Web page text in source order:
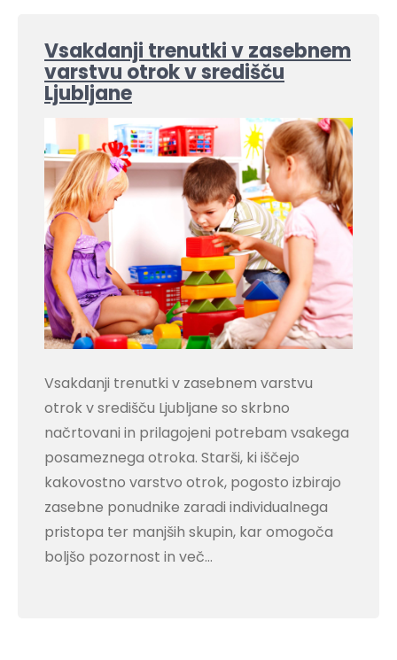
Vsakdanji trenutki v zasebnem
varstvu otrok v središču
Ljubljane
Vsakdanji trenutki v zasebnem varstvu
otrok v središču Ljubljane so skrbno
načrtovani in prilagojeni potrebam vsakega
posameznega otroka. Starši, ki iščejo
kakovostno varstvo otrok, pogosto izbirajo
zasebne ponudnike zaradi individualnega
pristopa ter manjših skupin, kar omogoča
boljšo pozornost in več…